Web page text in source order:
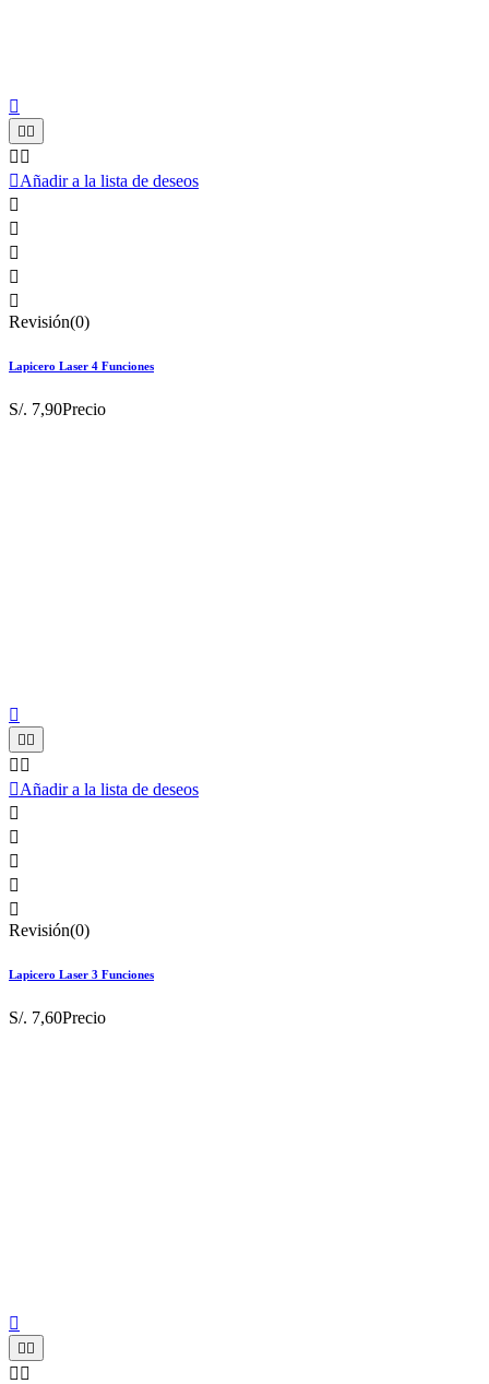

 
 
Añadir a la lista de deseos





Revisión(0)
Lapicero Laser 4 Funciones
S/. 7,90Precio

 
 
Añadir a la lista de deseos





Revisión(0)
Lapicero Laser 3 Funciones
S/. 7,60Precio

 
 